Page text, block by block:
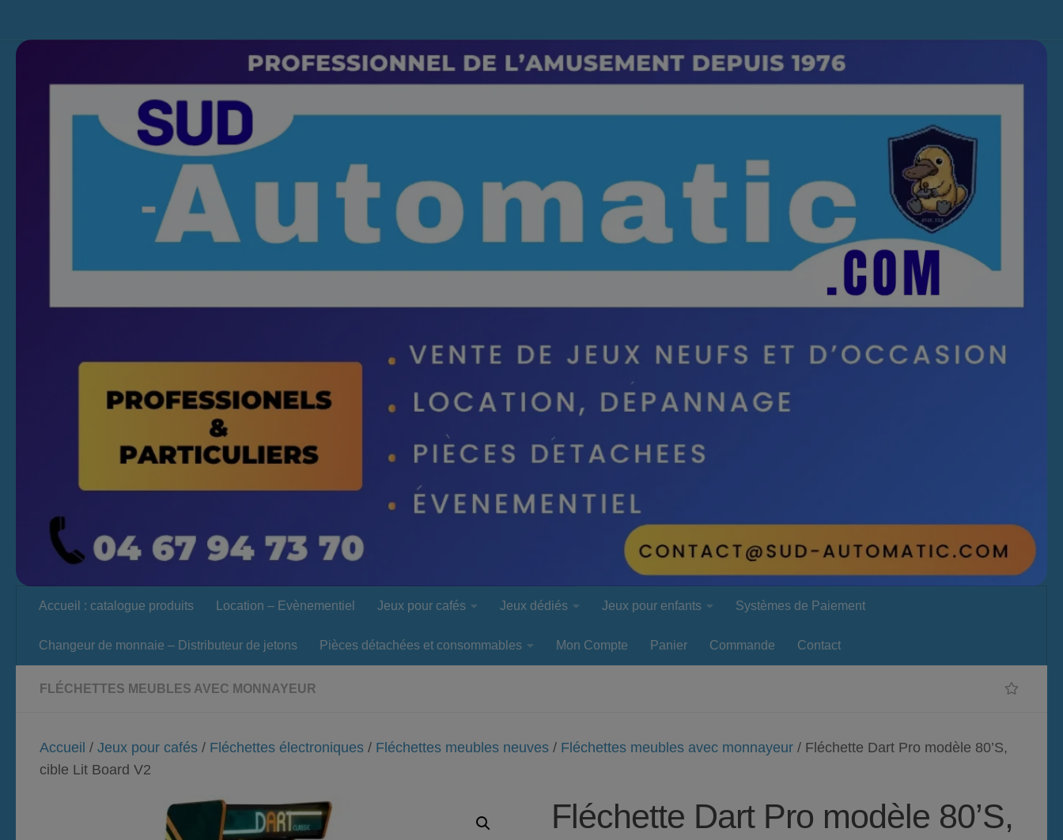
Accueil : catalogue produits Location – Evènementiel Jeux pour cafés Jeux dédiés Jeux pour enfants Systèmes de Paiement
Changeur de monnaie – Distributeur de jetons Pièces détachées et consommables Mon Compte Panier Commande Contact
FLÉCHETTES MEUBLES AVEC MONNAYEUR
Accueil / Jeux pour cafés / Fléchettes électroniques / Fléchettes meubles neuves / Fléchettes meubles avec monnayeur / Fléchette Dart Pro modèle 80’S,
cible Lit Board V2
Fléchette Dart Pro modèle 80’S,